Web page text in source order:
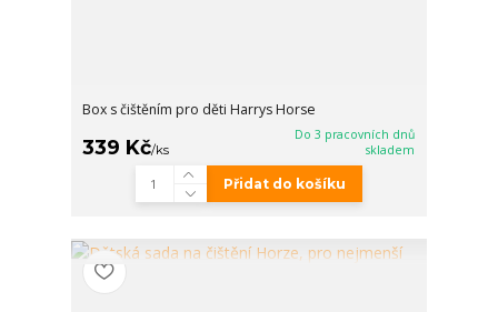
Box s čištěním pro děti Harrys Horse
339 Kč/ks
Do 3 pracovních dnů
skladem
Přidat do košíku